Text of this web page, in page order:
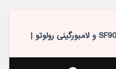
درگ کوروت ZR1 با فراری SF90 و لامبورگینی رولوتو |